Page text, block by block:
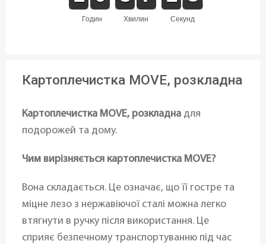
годин хвилин секунд
Картоплечистка MOVE, розкладна
Картоплечистка MOVE, розкладна для
подорожей та дому.
Чим вирізняється картоплечистка MOVE?
Вона складається. Це означає, що її гостре та
міцне лезо з нержавіючої сталі можна легко
втягнути в ручку після використання. Це
сприяє безпечному транспортуванню під час